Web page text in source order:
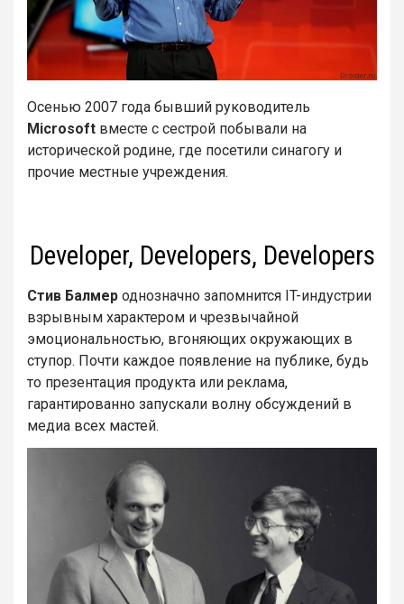
Осенью 2007 года бывший руководитель
Microsoft вместе с сестрой побывали на
исторической родине, где посетили синагогу и
прочие местные учреждения.
Developer, Developers, Developers
Стив Балмер однозначно запомнится IT-индустрии
взрывным характером и чрезвычайной
эмоциональностью, вгоняющих окружающих в
ступор. Почти каждое появление на публике, будь
то презентация продукта или реклама,
гарантированно запускали волну обсуждений в
медиа всех мастей.